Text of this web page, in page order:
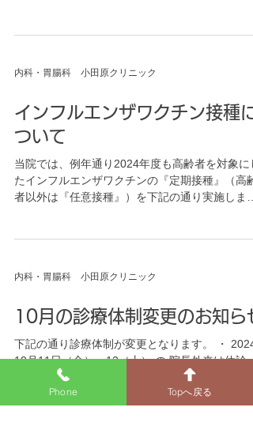
内科・胃腸科 小田原クリニック
インフルエンザワクチン接種に
ついて
当院では、例年通り2024年度も高齢者を対象に
たインフルエンザワクチンの『定期接種』（高齢
者以外は『任意接種』）を下記の通り実施しま
内科・胃腸科 小田原クリニック
10月の診療体制変更のお知ら
下記の通り診療体制が変更となります。 ・ 2024
10月11日（金）、12（土） の 院長外来は休診
なり、副院長1人による一診体制となります。 ・
2024年10月15日（火）午後 の 副院長外来は休診
Phone Topへ戻る